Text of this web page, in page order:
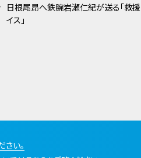
日根尾昂へ鉄腕岩瀬仁紀が送る「救
イス」
い。